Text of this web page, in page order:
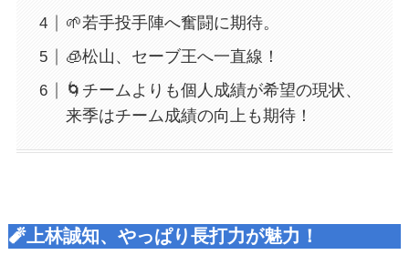
🌱若手投手陣へ奮闘に期待。
🧊松山、セーブ王へ一直線！
🌀チームよりも個人成績が希望の現状、
来季はチーム成績の向上も期待！
🧨上林誠知、やっぱり長打力が魅力！